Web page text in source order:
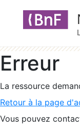
Erreur
La ressource
Retour à la page
Vous pouvez